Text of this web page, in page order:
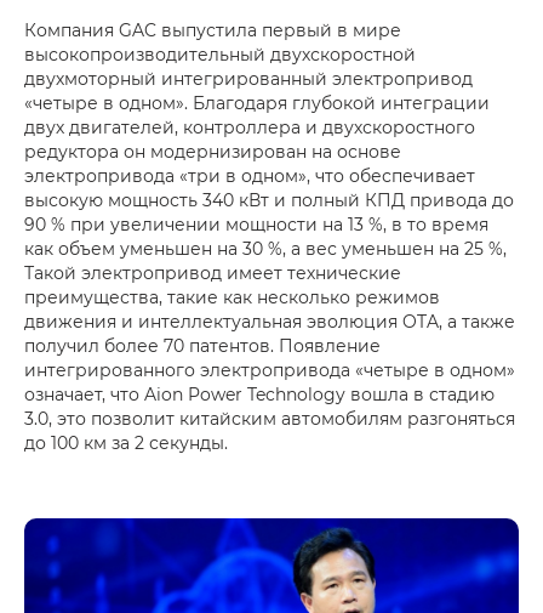
Компания GAC выпустила первый в мире
высокопроизводительный двухскоростной
двухмоторный интегрированный электропривод
«четыре в одном». Благодаря глубокой интеграции
двух двигателей, контроллера и двухскоростного
редуктора он модернизирован на основе
электропривода «три в одном», что обеспечивает
высокую мощность 340 кВт и полный КПД привода до
90 % при увеличении мощности на 13 %, в то время
как объем уменьшен на 30 %, а вес уменьшен на 25 %,
Такой электропривод имеет технические
преимущества, такие как несколько режимов
движения и интеллектуальная эволюция OTA, а также
получил более 70 патентов. Появление
интегрированного электропривода «четыре в одном»
означает, что Aion Power Technology вошла в стадию
3.0, это позволит китайским автомобилям разгоняться
до 100 км за 2 секунды.